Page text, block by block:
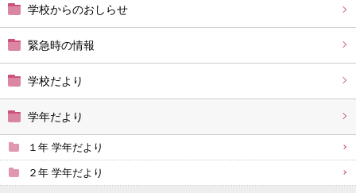
学校からのおしらせ
緊急時の情報
学校だより
学年だより
１年 学年だより
２年 学年だより